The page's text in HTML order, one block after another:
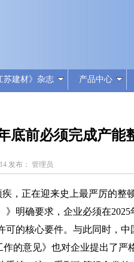
苏建材》杂志 产品中心
底前必须完成产能
发布： 管理员
，正在迎来史上最严厉的整
明确要求，企业必须在2025
的核心要件。与此同时，中
的意见》也对企业提出了严